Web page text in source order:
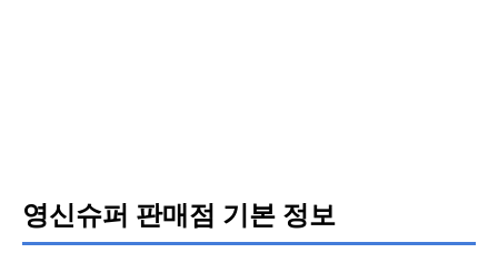
영신슈퍼 판매점 기본 정보